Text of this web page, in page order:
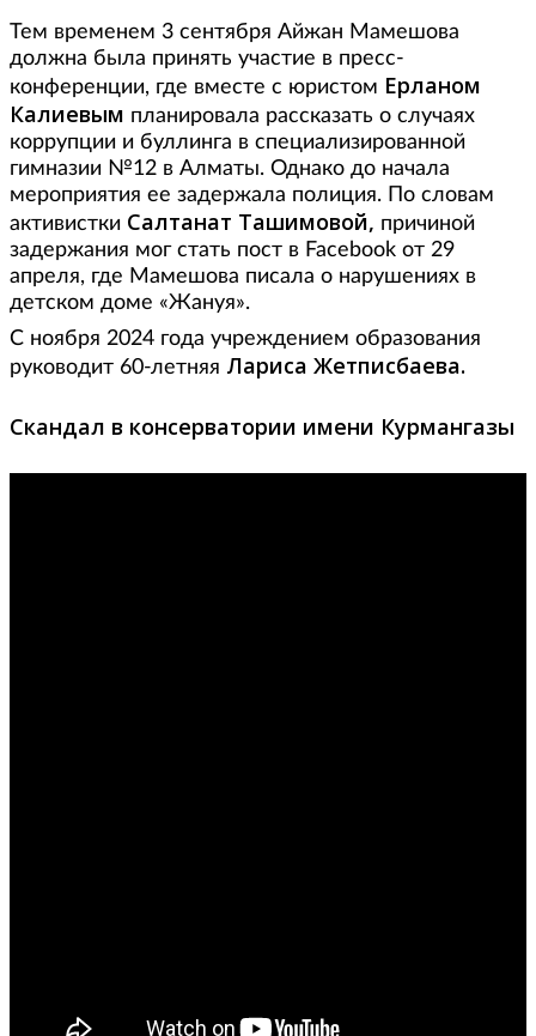
Тем временем 3 сентября Айжан Мамешова
должна была принять участие в пресс-
конференции, где вместе с юристом Ерланом
Калиевым планировала рассказать о случаях
коррупции и буллинга в специализированной
гимназии №12 в Алматы. Однако до начала
мероприятия ее задержала полиция. По словам
активистки Салтанат Ташимовой, причиной
задержания мог стать пост в Facebook от 29
апреля, где Мамешова писала о нарушениях в
детском доме «Жануя».
С ноября 2024 года учреждением образования
руководит 60-летняя Лариса Жетписбаева.
Скандал в консерватории имени Курмангазы